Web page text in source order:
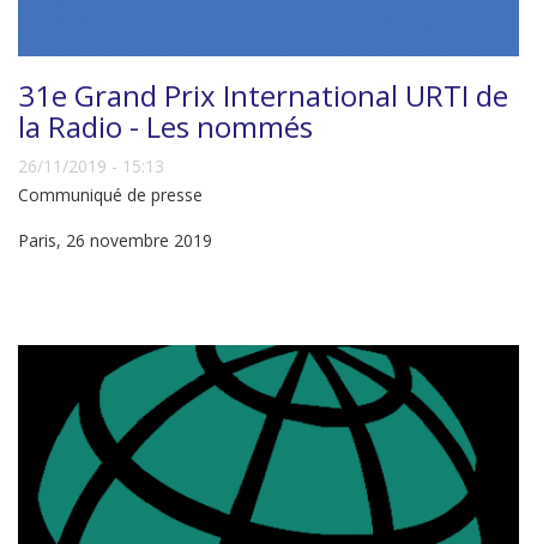
31e Grand Prix International URTI de
la Radio - Les nommés
26/11/2019 - 15:13
Communiqué de presse
Paris, 26 novembre 2019